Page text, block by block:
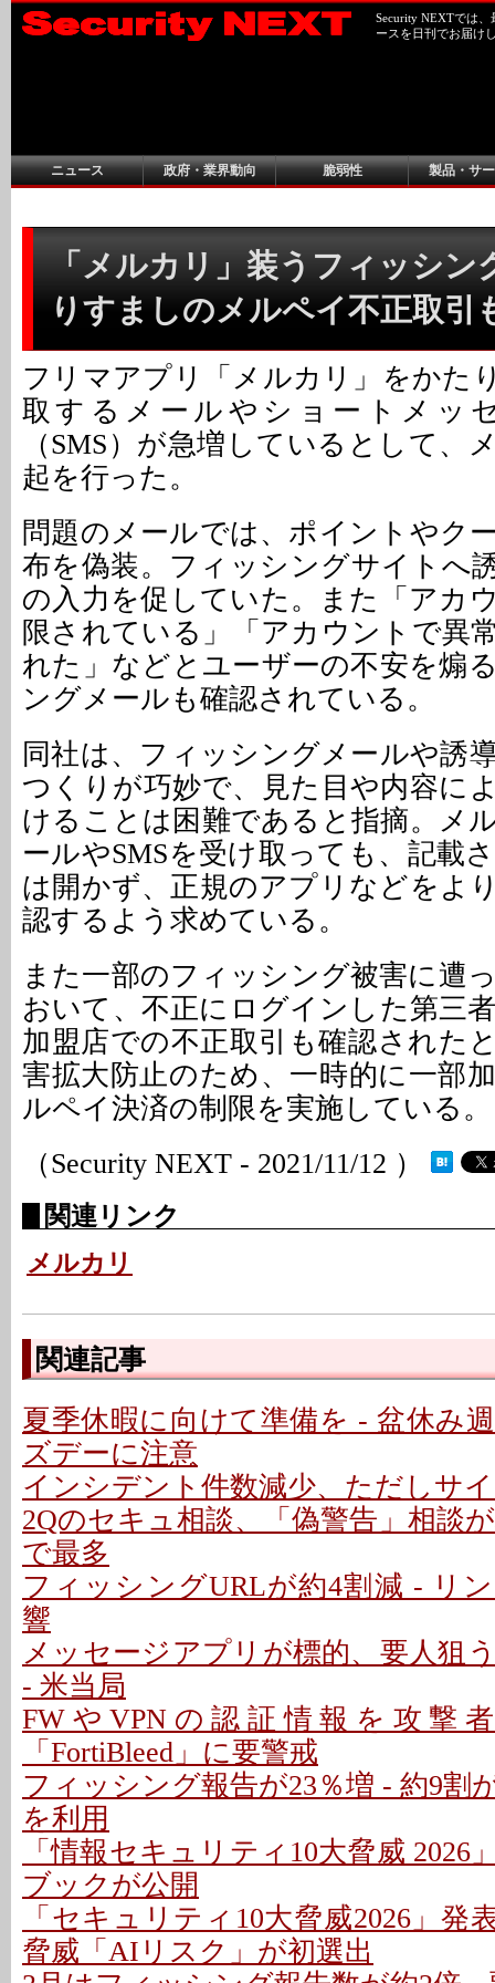
Security NEXTでは
ースを日刊でお届け
ニュース 政府・業界動向 脆弱性 製品・サ
「メルカリ」装うフィッシン
りすましのメルペイ不正取引
フリマアプリ「メルカリ」をかた
取するメールやショートメッ
（SMS）が急増しているとして、
起を行った。
問題のメールでは、ポイントやク
布を偽装。フィッシングサイトへ
の入力を促していた。また「アカ
限されている」「アカウントで異
れた」などとユーザーの不安を煽
ングメールも確認されている。
同社は、フィッシングメールや誘
つくりが巧妙で、見た目や内容に
けることは困難であると指摘。メ
ールやSMSを受け取っても、記載
は開かず、正規のアプリなどをよ
認するよう求めている。
また一部のフィッシング被害に遭
おいて、不正にログインした第三
加盟店での不正取引も確認された
害拡大防止のため、一時的に一部
ルペイ決済の制限を実施している。
（Security NEXT - 2021/11/12 ）
関連リンク
メルカリ
関連記事
夏季休暇に向けて準備を - 盆休み
ズデーに注意
インシデント件数減少、ただしサ
2Qのセキュ相談、「偽警告」相談
で最多
フィッシングURLが約4割減 - リ
響
メッセージアプリが標的、要人狙
- 米当局
FWやVPNの認証情報を攻撃
「FortiBleed」に要警戒
フィッシング報告が23％増 - 約9割
を利用
「情報セキュリティ10大脅威 2026
ブックが公開
「セキュリティ10大脅威2026」発
脅威「AIリスク」が初選出